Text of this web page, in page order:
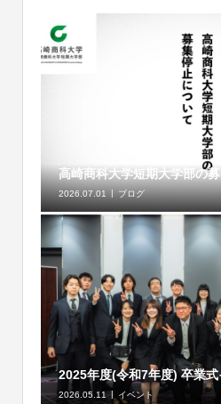
高崎商科大学短期大学部の
2026.07.01 ブログ
2025年度(令和7年度) 卒業
2026.05.11 イベント